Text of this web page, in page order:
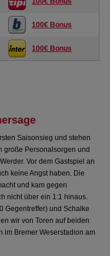
100€ Bonus
100€ Bonus
Saisonsieg und stehen
große Personalsorgen und
Vor dem Gastspiel an
keine Angst haben. Die
und kam gegen
nicht über ein 1:1 hinaus.
Gegentreffer) und Schalke
wir von Toren auf beiden
im Bremer Weserstadion am